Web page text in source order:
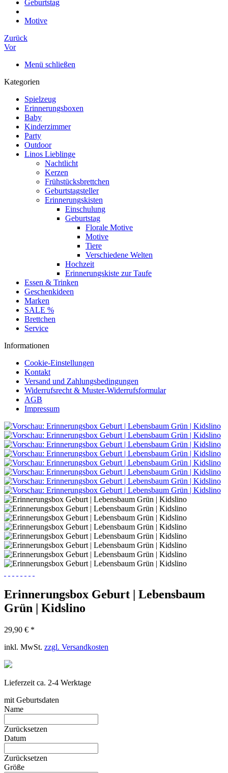
Geburtstag
Motive
Zurück
Vor
Menü schließen
Kategorien
Spielzeug
Erinnerungsboxen
Baby
Kinderzimmer
Party
Outdoor
Linos Lieblinge
Nachtlicht
Kerzen
Frühstücksbrettchen
Geburtstagsteller
Erinnerungskisten
Einschulung
Geburtstag
Florale Motive
Motive
Tiere
Verschiedene Welten
Hochzeit
Erinnerungskiste zur Taufe
Essen & Trinken
Geschenkideen
Marken
SALE %
Brettchen
Service
Informationen
Cookie-Einstellungen
Kontakt
Versand und Zahlungsbedingungen
Widerrufsrecht & Muster-Widerrufsformular
AGB
Impressum
Erinnerungsbox Geburt | Lebensbaum
Grün | Kidslino
29,90 € *
inkl. MwSt. zzgl. Versandkosten
Lieferzeit ca. 2-4 Werktage
mit Geburtsdaten
Name
Zurücksetzen
Datum
Zurücksetzen
Größe